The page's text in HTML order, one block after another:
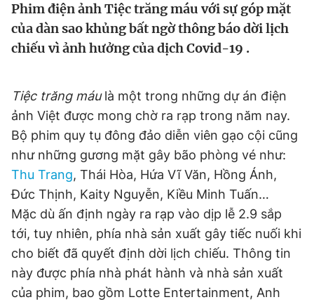
Video Magazine
Tiện ích Bạn cần biết
Thông tin tòa soạn Liên hệ quảng cáo
Đọc Thanh Niên trên điện thoại
Phim điện ảnh Tiệc trăng máu với sự góp mặt
của dàn sao khủng bất ngờ thông báo dời lịch
chiếu vì ảnh hưởng của dịch Covid-19 .
Tiệc trăng máulà một trong những dự án điện
ảnh Việt được mong chờ ra rạp trong năm nay.
Bộ phim quy tụ đông đảo diễn viên gạo cội cũng
như những gương mặt gây bão phòng vé như:
Thu Trang, Thái Hòa, Hứa Vĩ Văn, Hồng Ánh,
Đức Thịnh, Kaity Nguyễn, Kiều Minh Tuấn…
Mặc dù ấn định ngày ra rạp vào dịp lễ 2.9 sắp
tới, tuy nhiên, phía nhà sản xuất gây tiếc nuối khi
cho biết đã quyết định dời lịch chiếu. Thông tin
này được phía nhà phát hành và nhà sản xuất
của phim, bao gồm Lotte Entertainment, Anh